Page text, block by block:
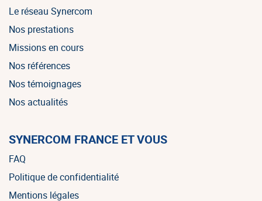
Le réseau Synercom
Nos prestations
Missions en cours
Nos références
Nos témoignages
Nos actualités
SYNERCOM FRANCE ET VOUS
FAQ
Politique de confidentialité
Mentions légales